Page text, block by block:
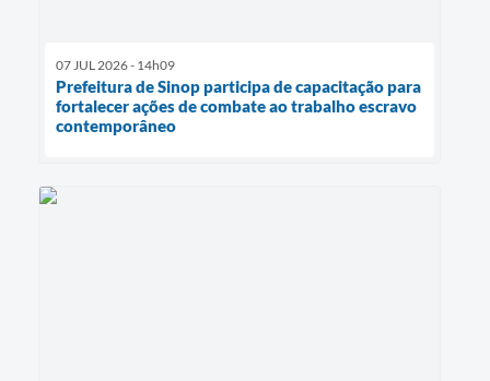
07 JUL 2026 - 14h09
Prefeitura de Sinop participa de capacitação para
fortalecer ações de combate ao trabalho escravo
contemporâneo